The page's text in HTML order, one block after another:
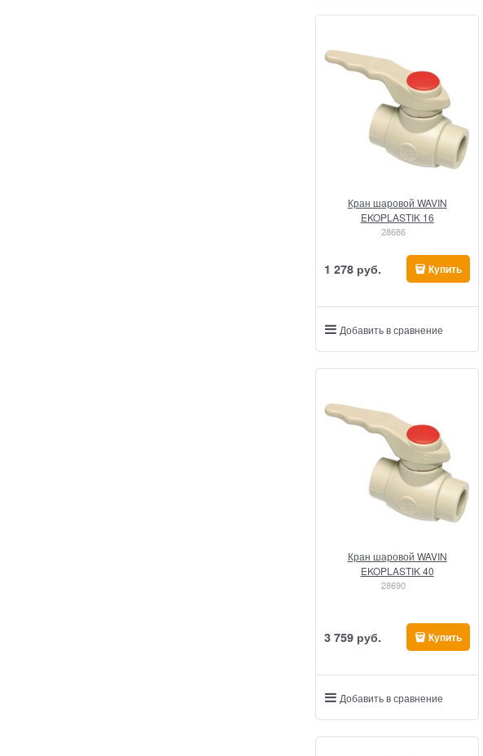
Кран шаровой WAVIN
EKOPLASTIK 16
28686
1 278 руб. Купить
Добавить в сравнение
Кран шаровой WAVIN
EKOPLASTIK 40
28690
3 759 руб. Купить
Добавить в сравнение